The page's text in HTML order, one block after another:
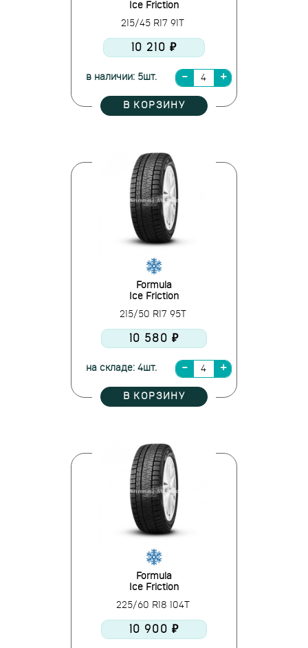
Ice Friction
215/45 R17 91T
10 210 ₽
в наличии: 5шт.
В КОРЗИНУ
Formula
Ice Friction
215/50 R17 95T
10 580 ₽
на складе: 4шт.
В КОРЗИНУ
Formula
Ice Friction
225/60 R18 104T
10 900 ₽